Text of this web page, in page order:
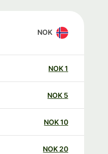
NOK
NOK
NOK
NOK
20
NOK